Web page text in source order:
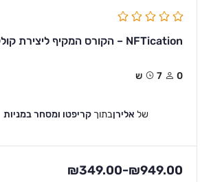
NFTication – הקורס המקיף ליצירת קולקצית NFT
0 7ש
של אלירןבתוך קריפטו ומסחר במניות
₪349.00–₪949.00